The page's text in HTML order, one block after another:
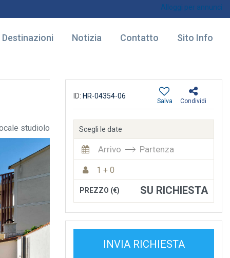
Alloggi per annunci
Destinazioni Notizia Contatto Sito Info
studiolo
ID: HR-04354-06
Condividi
Salva
Scegli le date
Arrivo Partenza
1 + 0
PREZZO (€) SU RICHIESTA
INVIA RICHIESTA